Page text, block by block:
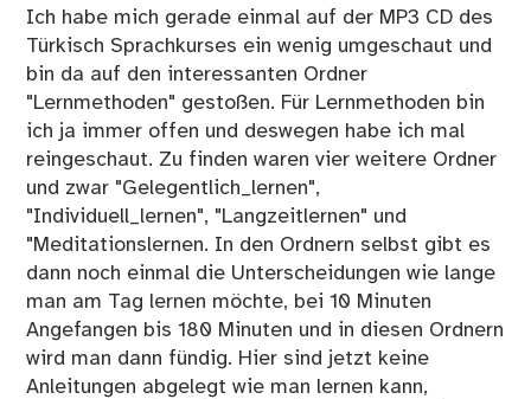
Ich habe mich gerade einmal auf der MP3 CD des
Türkisch Sprachkurses ein wenig umgeschaut und
bin da auf den interessanten Ordner
"Lernmethoden" gestoßen. Für Lernmethoden bin
ich ja immer offen und deswegen habe ich mal
reingeschaut. Zu finden waren vier weitere Ordner
und zwar "Gelegentlich_lernen",
"Individuell_lernen", "Langzeitlernen" und
"Meditationslernen. In den Ordnern selbst gibt es
dann noch einmal die Unterscheidungen wie lange
man am Tag lernen möchte, bei 10 Minuten
Angefangen bis 180 Minuten und in diesen Ordnern
wird man dann fündig. Hier sind jetzt keine
Anleitungen abgelegt wie man lernen kann,